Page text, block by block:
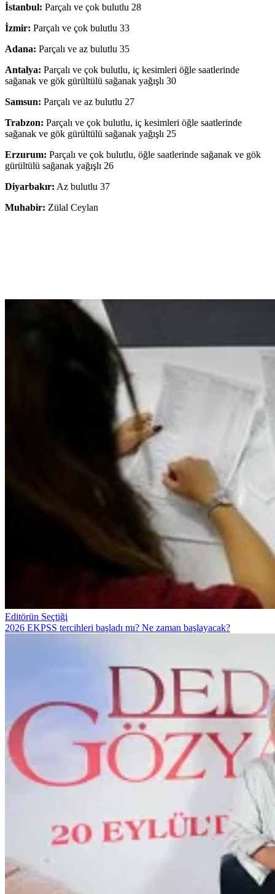
İstanbul: Parçalı ve çok bulutlu 28
İzmir: Parçalı ve çok bulutlu 33
Adana: Parçalı ve az bulutlu 35
Antalya: Parçalı ve çok bulutlu, iç kesimleri öğle saatlerinde
sağanak ve gök gürültülü sağanak yağışlı 30
Samsun: Parçalı ve az bulutlu 27
Trabzon: Parçalı ve çok bulutlu, iç kesimleri öğle saatlerinde
sağanak ve gök gürültülü sağanak yağışlı 25
Erzurum: Parçalı ve çok bulutlu, öğle saatlerinde sağanak ve gök
gürültülü sağanak yağışlı 26
Diyarbakır: Az bulutlu 37
Muhabir: Zülal Ceylan
Editörün Seçtiği
2026 EKPSS tercihleri başladı mı? Ne zaman başlayacak?